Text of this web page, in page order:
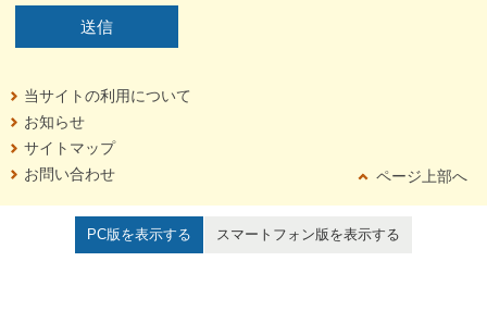
当サイトの利用について
お知らせ
サイトマップ
お問い合わせ
ページ上部へ
PC版を表示する スマートフォン版を表示する